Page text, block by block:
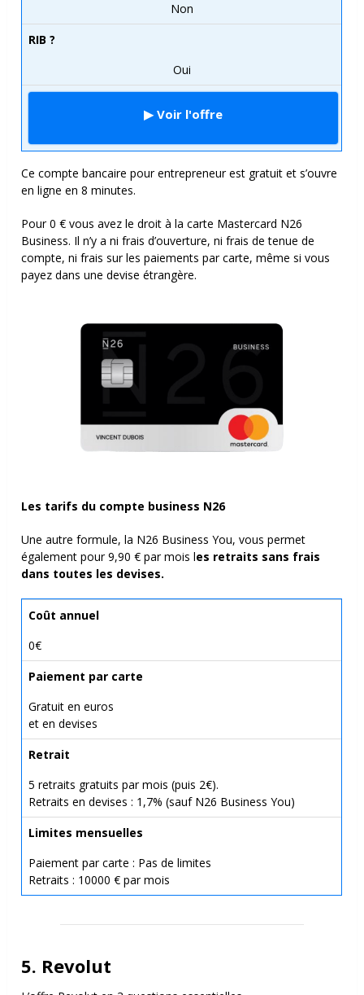
Non
RIB ?
Oui
▶ Voir l'offre
Ce compte bancaire pour entrepreneur est gratuit et s’ouvre
en ligne en 8 minutes.
Pour 0 € vous avez le droit à la carte Mastercard N26
Business. Il n’y a ni frais d’ouverture, ni frais de tenue de
compte, ni frais sur les paiements par carte, même si vous
payez dans une devise étrangère.
Les tarifs du compte business N26
Une autre formule, la N26 Business You, vous permet
également pour 9,90 € par mois les retraits sans frais
dans toutes les devises.
Coût annuel
0€
Paiement par carte
Gratuit en euros
et en devises
Retrait
5 retraits gratuits par mois (puis 2€).
Retraits en devises : 1,7% (sauf N26 Business You)
Limites mensuelles
Paiement par carte : Pas de limites
Retraits : 10000 € par mois
5. Revolut